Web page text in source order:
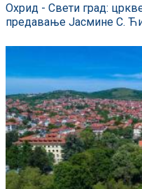
Охрид - Свети град:
предавање Јасмине С.